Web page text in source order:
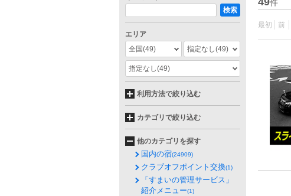
件
最初 前
検索
エリア
全国(49) 指定なし(49)
指定なし(49)
利用方法で絞り込む
カテゴリで絞り込む
他のカテゴリを探す
国内の宿(24909)
クラブオフポイント交換(1)
「すまいの管理サービス」
紹介メニュー(1)